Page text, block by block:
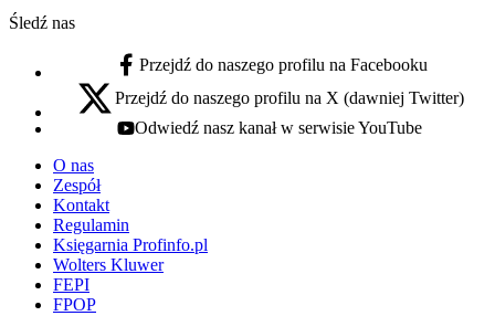
Śledź nas
facebook - otwiera się w nowej karcie
Przejdź do naszego profilu na Facebooku
x - otwiera się w nowej karcie
Przejdź do naszego profilu na X (dawniej Twitter)
youtube - otwiera się w nowej karcie
Odwiedź nasz kanał w serwisie YouTube
O nas
Zespół
Kontakt
Regulamin
Księgarnia Profinfo.pl
Wolters Kluwer
FEPI
FPOP